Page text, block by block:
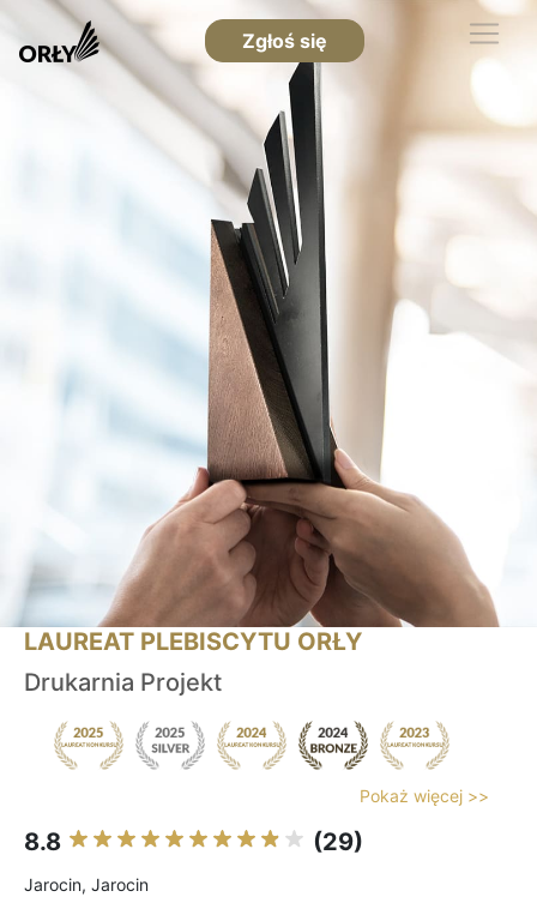
Zgłoś się
LAUREAT PLEBISCYTU ORŁY
Drukarnia Projekt
Pokaż więcej >>
8.8 (29)
Jarocin, Jarocin